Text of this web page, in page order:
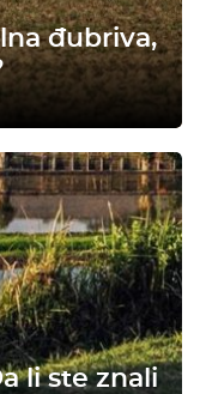
đubriva,
li ste znali